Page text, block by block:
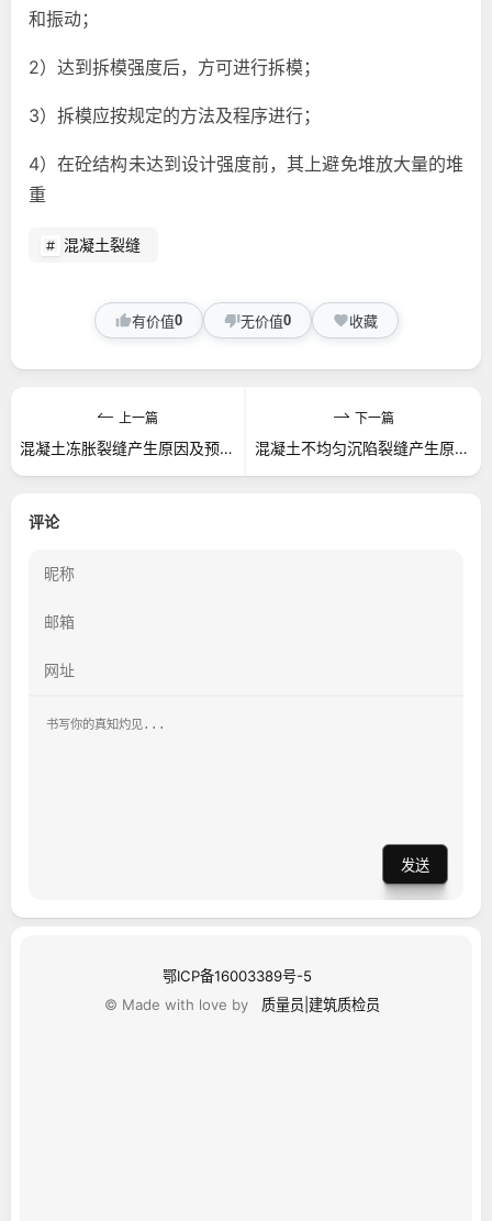
和振动；
2）达到拆模强度后，方可进行拆模；
3）拆模应按规定的方法及程序进行；
4）在砼结构未达到设计强度前，其上避免堆放大量的堆
重
混凝土裂缝
有价值0 无价值0 收藏
上一篇
混凝土冻胀裂缝产生原因及预防措施
下一篇
混凝土不均匀沉陷裂缝产生原因及预防措施
评论
发送
鄂ICP备16003389号-5
© Made with love by
质量员|建筑质检员